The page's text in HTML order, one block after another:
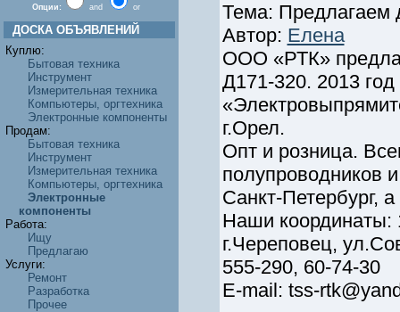
Опции: and or
ДОСКА ОБЪЯВЛЕНИЙ
Куплю:
Бытовая техника
Инструмент
Измерительная техника
Компьютеры, оргтехника
Электронные компоненты
Продам:
Бытовая техника
Инструмент
Измерительная техника
Компьютеры, оргтехника
Электронные
компоненты
Работа:
Ищу
Предлагаю
Услуги:
Ремонт
Разработка
Прочее
Тема: Предлагаем
Автор: Елена
ООО «РТК»
Д171-320. 2013
г.Орел.
Опт и розница.
полупроводников
Санкт-Петербург,
Наши координаты:
г.Череповец,
555-290, 60-74-30
E-mail: tss-